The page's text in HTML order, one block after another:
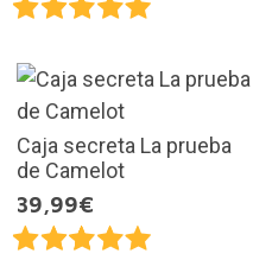
Caja secreta La prueba
de Camelot
39,99€